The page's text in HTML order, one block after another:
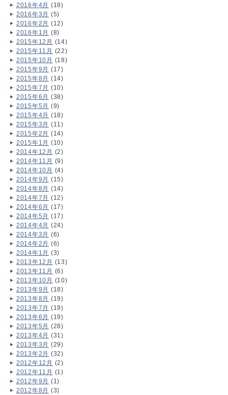
2016年4月 (18)
2016年3月 (5)
2016年2月 (12)
2016年1月 (8)
2015年12月 (14)
2015年11月 (22)
2015年10月 (18)
2015年9月 (17)
2015年8月 (14)
2015年7月 (10)
2015年6月 (38)
2015年5月 (9)
2015年4月 (18)
2015年3月 (11)
2015年2月 (14)
2015年1月 (10)
2014年12月 (2)
2014年11月 (9)
2014年10月 (4)
2014年9月 (15)
2014年8月 (14)
2014年7月 (12)
2014年6月 (17)
2014年5月 (17)
2014年4月 (24)
2014年3月 (6)
2014年2月 (6)
2014年1月 (3)
2013年12月 (13)
2013年11月 (6)
2013年10月 (10)
2013年9月 (18)
2013年8月 (19)
2013年7月 (19)
2013年6月 (19)
2013年5月 (28)
2013年4月 (31)
2013年3月 (29)
2013年2月 (32)
2012年12月 (2)
2012年11月 (1)
2012年9月 (1)
2012年8月 (3)